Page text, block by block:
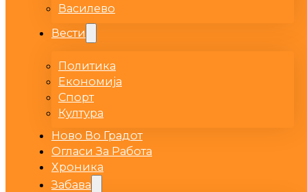
Василево
Вести
Политика
Економија
Спорт
Култура
Ново Во Градот
Огласи За Работа
Хроника
Забава